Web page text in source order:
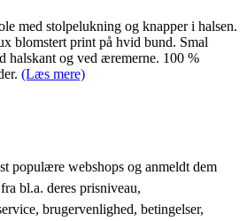
med stolpelukning og knapper i halsen.
blomstert print på hvid bund. Smal
halskant og ved æremerne. 100 %
(Læs mere)
populære webshops og anmeldt dem
bl.a. deres prisniveau,
brugervenlighed, betingelser,